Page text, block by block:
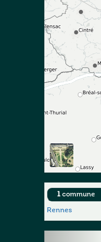
1commune
Rennes